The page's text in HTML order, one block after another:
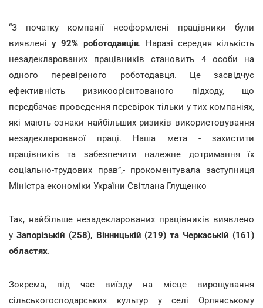
“З початку компанії неоформлені працівники були
виявленіу 92% роботодавців. Наразі середня кількість
незадекларованих працівників становить 4 особи на
одного перевіреного роботодавця. Це засвідчує
ефективність ризикоорієнтованого підходу, що
передбачає проведення перевірок тільки у тих компаніях,
які мають ознаки найбільших ризиків використовування
незадекларованої праці. Наша мета - захистити
працівників та забезпечити належне дотримання їх
соціально-трудових прав”,- прокоментувала заступниця
Міністра економіки України Світлана Глущенко
Так, найбільше незадекларованих працівників виявлено
у Запорізькій (258), Вінницькій (219) та Черкаській (161)
областях.
Зокрема, під час виїзду на місце вирощування
сільськогосподарських культур у селі Орлянському